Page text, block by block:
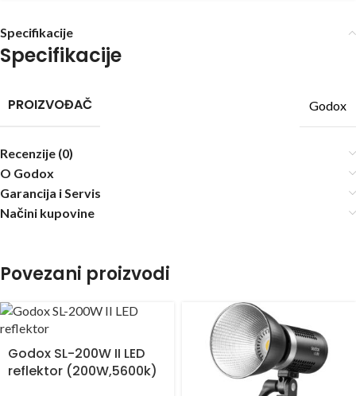
Specifikacije
Specifikacije
PROIZVOĐAČ Godox
Recenzije (0)
O Godox
Garancija i Servis
Načini kupovine
Povezani proizvodi
Godox SL-200W II LED
reflektor (200W,5600k)